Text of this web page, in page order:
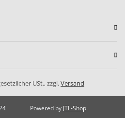
USt., zzgl.Versand
Powered by JTL-Shop